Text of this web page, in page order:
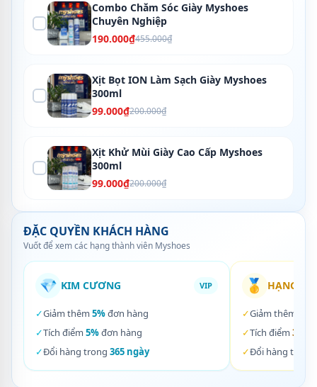
Combo Chăm Sóc Giày Myshoes
Chuyên Nghiệp
190.000₫455.000₫
Xịt Bọt ION Làm Sạch Giày Myshoes
300ml
99.000₫200.000₫
Xịt Khử Mùi Giày Cao Cấp Myshoes
300ml
99.000₫200.000₫
ĐẶC QUYỀN KHÁCH HÀNG
Vuốt để xem các hạng thành viên Myshoes
💎 KIM CƯƠNG VIP
✓Giảm thêm 5%đơn hàng
✓Tích điểm 5%đơn hàng
✓Đổi hàng trong 365 ngày
🥇 HẠNG
✓Giảm thêm
✓Tích điểm 3%
✓Đổi hàng trong